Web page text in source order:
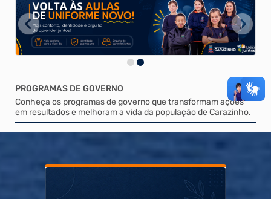
PROGRAMAS DE GOVERNO
Conheça os programas de governo que transformam ações
em resultados e melhoram a vida da população de Carazinho.